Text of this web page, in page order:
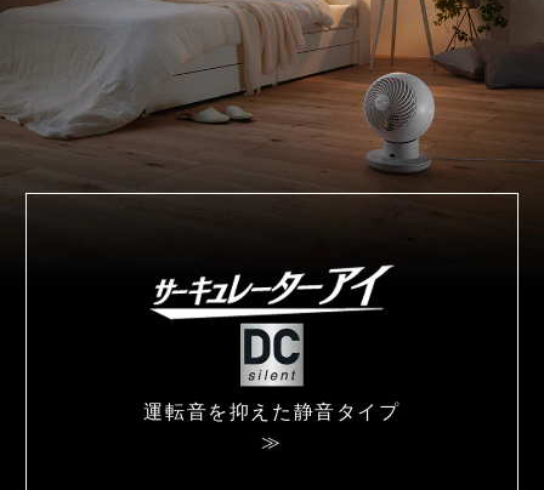
運転音を抑えた 静音タイプ
≫